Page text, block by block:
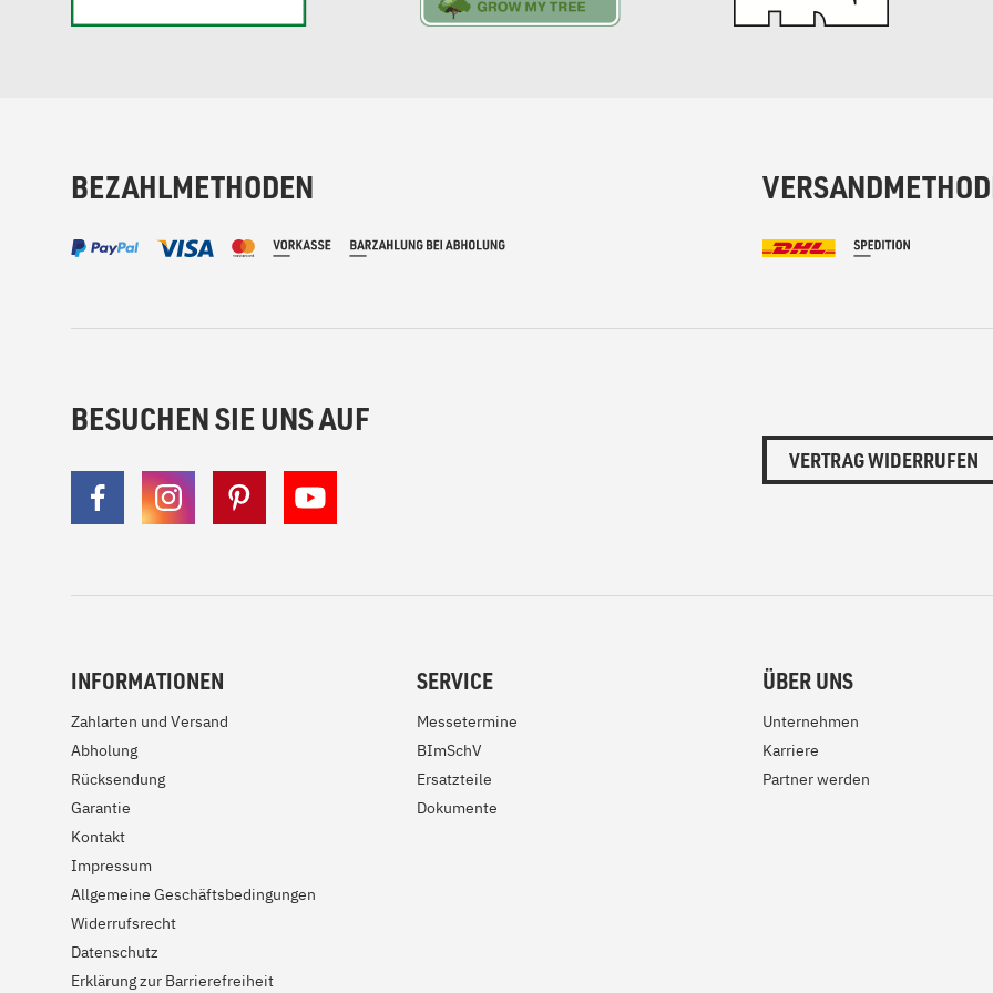
BEZAHLMETHODEN
BESUCHEN SIE UNS AUF
VERTRAG WIDERRUFEN
INFORMATIONEN
Zahlarten und Versand
Abholung
Rücksendung
Garantie
Kontakt
Impressum
Allgemeine Geschäftsbedingungen
Widerrufsrecht
Datenschutz
Erklärung zur Barrierefreiheit
SERVICE
Messetermine
BImSchV
Ersatzteile
Dokumente
ÜBER UNS
Unternehmen
Karriere
Partner werden